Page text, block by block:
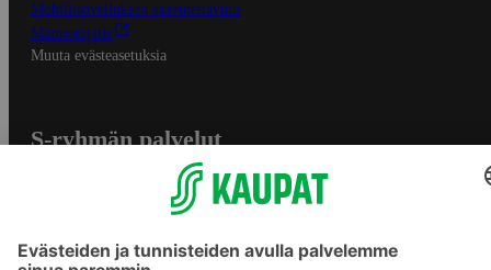
Mobiilisovelluksen saavutettavuus
Mainostajalle
Muuta evästeasetuksia
S-ryhmän palvelut
Yhteishyvä Ruoka -sovellus